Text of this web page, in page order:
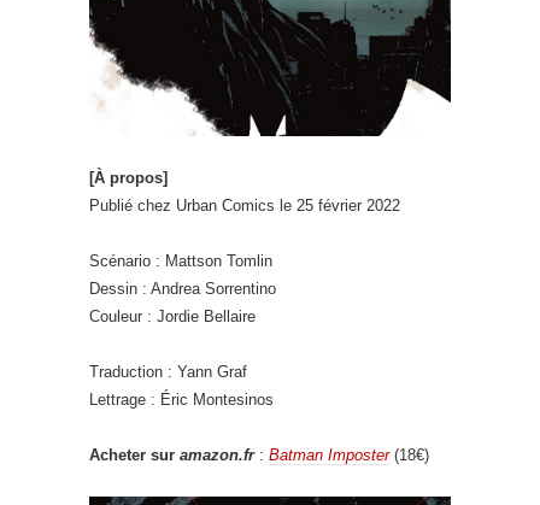
[À propos]
Publié chez Urban Comics le 25 février 2022
Scénario : Mattson Tomlin
Dessin : Andrea Sorrentino
Couleur : Jordie Bellaire
Traduction : Yann Graf
Lettrage : Éric Montesinos
Acheter sur amazon.fr : Batman Imposter(18€)